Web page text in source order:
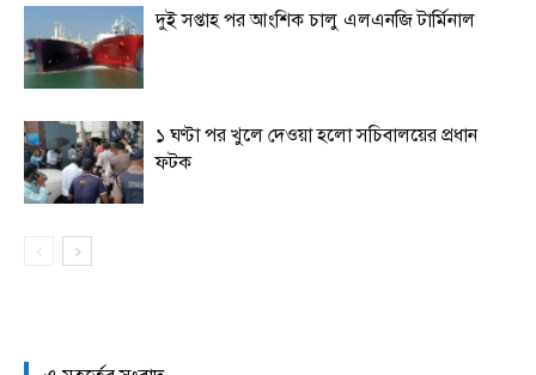
দুই সপ্তাহ পর আংশিক চালু এলএনজি টার্মিনাল
১ ঘণ্টা পর খুলে দেওয়া হলো সচিবালয়ের প্রধান
ফটক